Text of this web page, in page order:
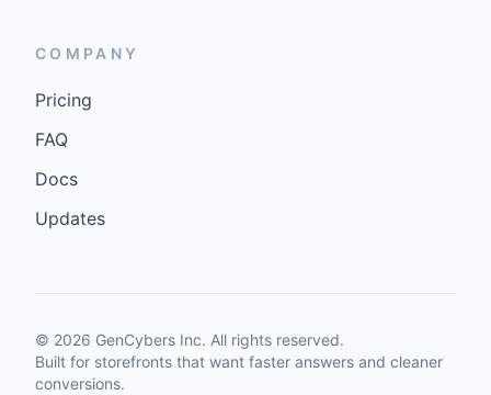
COMPANY
Pricing
FAQ
Docs
Updates
© 2026 GenCybers Inc. All rights reserved.
Built for storefronts that want faster answers and cleaner
conversions.